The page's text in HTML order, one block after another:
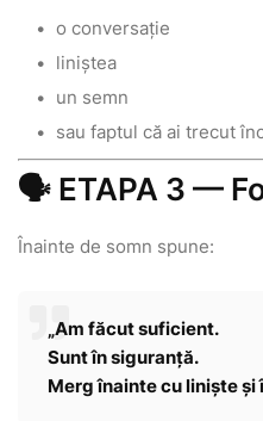
o conversație
liniștea
un semn
sau faptul că ai trecut
🗣 ETAPA 3 —
Înainte de somn spune:
„Am făcut suficient.
Sunt în siguranță.
Merg înainte cu liniște și